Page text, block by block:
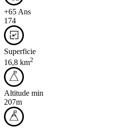
+65 Ans
174
Superficie
16,8 km2
Altitude min
207m